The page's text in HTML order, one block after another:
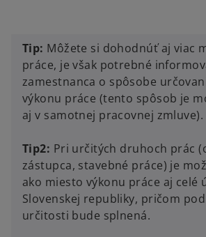
Tip: Môžete si dohodnúť aj viac
práce, je však potrebné
zamestnanca o spôsobe
výkonu práce (tento spôsob je
aj v samotnej pracovnej zmluve).
Tip2: Pri určitých druhoch prác
zástupca, stavebné práce) je
ako miesto výkonu práce aj celé
Slovenskej republiky, pričom
určitosti bude splnená.